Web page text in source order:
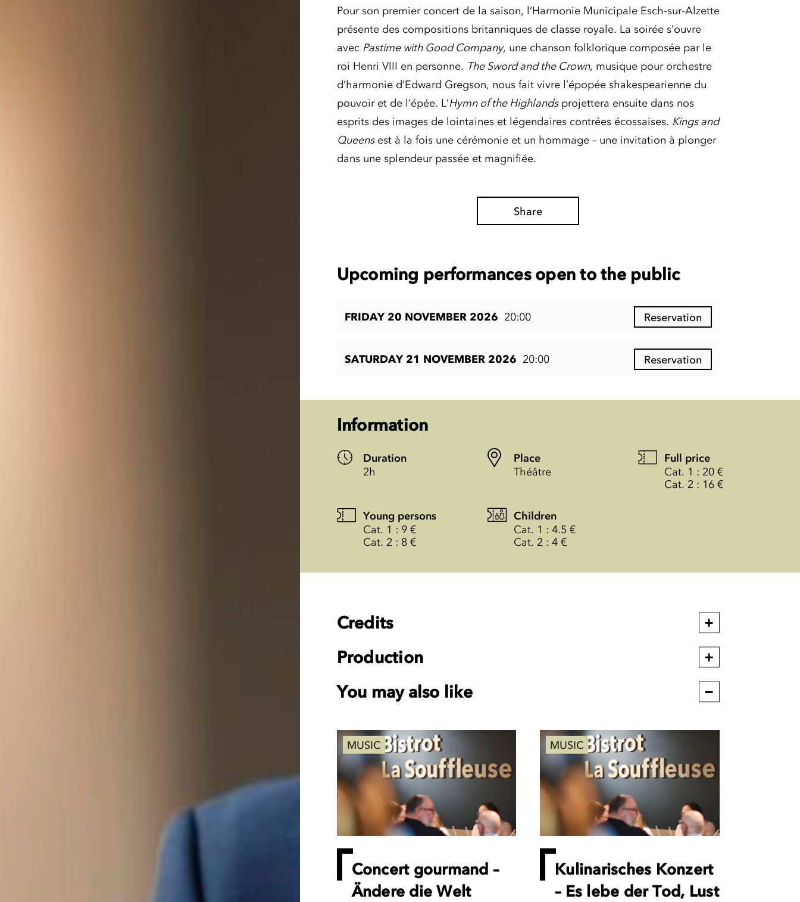
Pour son premier concert de la saison, l’Harmonie Municipale Esch-sur-Alzette
présente des compositions britanniques de classe royale. La soirée s’ouvre
avec Pastime with Good Company, une chanson folklorique composée par le
roi Henri VIII en personne. The Sword and the Crown, musique pour orchestre
d’harmonie d’Edward Gregson, nous fait vivre l’épopée shakespearienne du
pouvoir et de l’épée. L’Hymn of the Highlandsprojettera ensuite dans nos
esprits des images de lointaines et légendaires contrées écossaises. Kings and
Queensest à la fois une cérémonie et un hommage – une invitation à plonger
dans une splendeur passée et magnifiée.
Share
Upcoming performances open to the public
FRIDAY 20 NOVEMBER 2026 20:00 Reservation
SATURDAY 21 NOVEMBER 2026 20:00 Reservation
Information
Duration
2h
Place
Théâtre
Full price
Cat. 1 : 20 €
Cat. 2 : 16 €
Young persons
Cat. 1 : 9 €
Cat. 2 : 8 €
Children
Cat. 1 : 4.5 €
Cat. 2 : 4 €
Credits
Production
You may also like
MUSIC
Concert gourmand –
Ändere die Welt
MUSIC
Kulinarisches Konzert
– Es lebe der Tod, Lust